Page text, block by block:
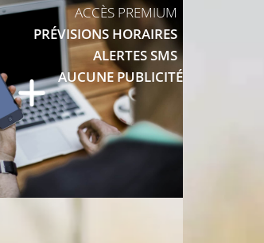
ACCÈS PREMIUM
PRÉVISIONS HORAIRES
ALERTES SMS
AUCUNE PUBLICITÉ